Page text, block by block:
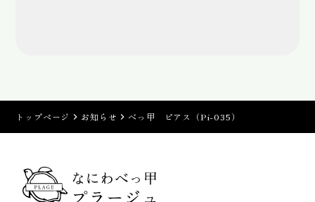
トップページ お知らせ べっ甲 ピアス（Pi-035）